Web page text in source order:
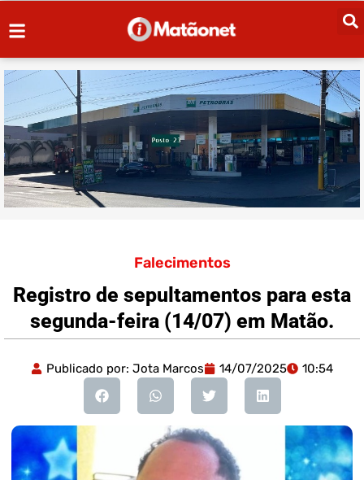
Falecimentos
Registro de sepultamentos para esta
segunda-feira (14/07) em Matão.
Publicado por: Jota Marcos 14/07/2025 10:54